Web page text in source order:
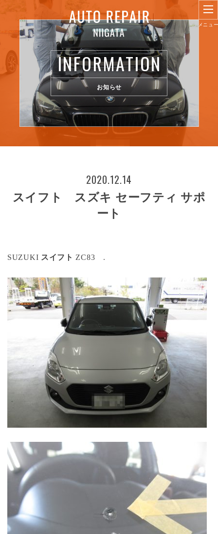
INFORMATION
お知らせ
2020.12.14
スイフト スズキ セーフティ サポ
ート
SUZUKI スイフトZC83 .